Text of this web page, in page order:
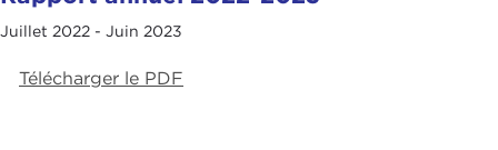
Juillet 2022 - Juin 2023
Télécharger le PDF